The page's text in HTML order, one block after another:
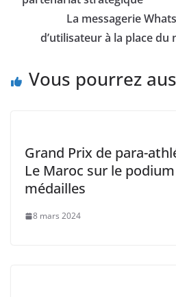
o
p
p
n
k
La messagerie
d’utilisateur à la place
Vous pourrez
Grand Prix de para-
Le Maroc sur le
médailles
8 mars 2024